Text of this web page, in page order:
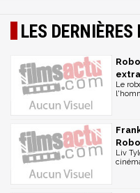
LES DERNIÈRES
Le
Liv